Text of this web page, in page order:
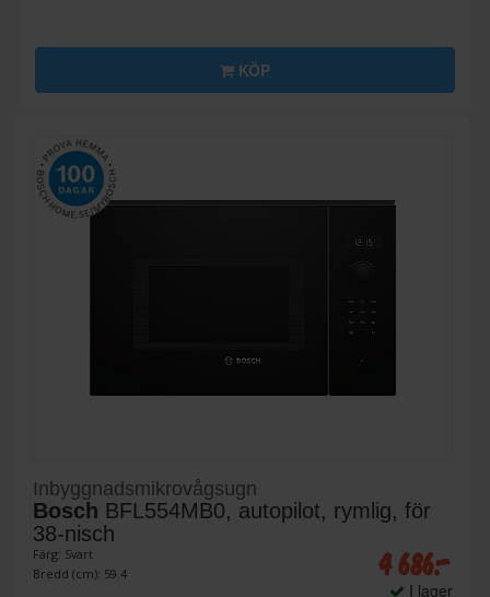
KÖP
Inbyggnadsmikrovågsugn
Bosch BFL554MB0, autopilot, rymlig, för
38-nisch
Färg: Svart
Bredd (cm): 59.4
4 686:-
I lager